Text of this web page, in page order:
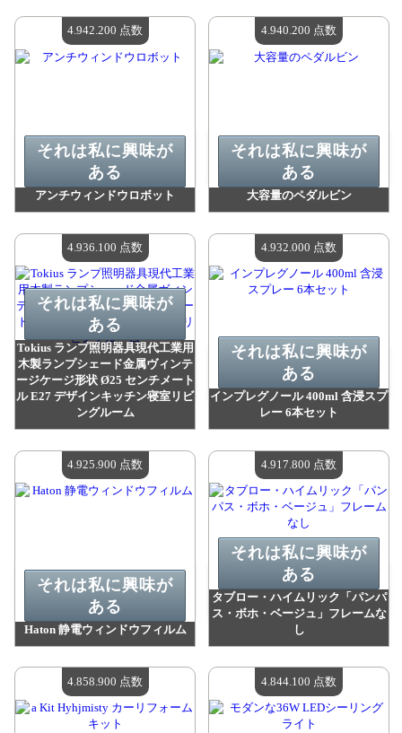
利用可能な数量：4
利用可能な数量：4
アンチウィンドウロボット
利用可能な数量：4
それは私に興味が
ある
4.942.200 点数
大容量のペダルビン
利用可能な数量：4
それは私に興味が
ある
4.940.200 点数
Tokius ランプ照明器具現代工業用
木製ランプシェード金属ヴィンテ
ージケージ形状 Ø25 センチメート
ル E27 デザインキッチン寝室リビ
ングルーム
利用可能な数量：4
それは私に興味が
ある
4.936.100 点数
インプレグノール 400ml 含浸スプ
レー 6本セット
利用可能な数量：4
それは私に興味が
ある
4.932.000 点数
Haton 静電ウィンドウフィルム
利用可能な数量：4
それは私に興味が
ある
4.925.900 点数
タブロー・ハイムリック「パンパ
ス・ボホ・ベージュ」フレームな
し
利用可能な数量：4
それは私に興味が
ある
4.917.800 点数
4.858.900 点数 4.844.100 点数